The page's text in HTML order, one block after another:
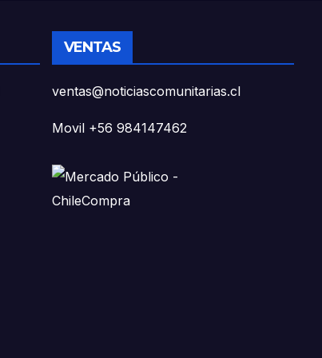
VENTAS
ventas@noticiascomunitarias.cl
Movil +56 984147462